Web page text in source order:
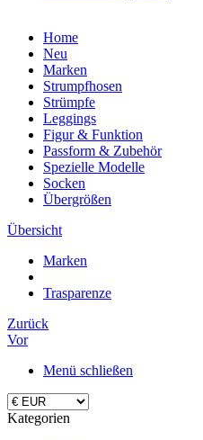
Home
Neu
Marken
Strumpfhosen
Strümpfe
Leggings
Figur & Funktion
Passform & Zubehör
Spezielle Modelle
Socken
Übergrößen
Übersicht
Marken
Trasparenze
Zurück
Vor
Menü schließen
Kategorien